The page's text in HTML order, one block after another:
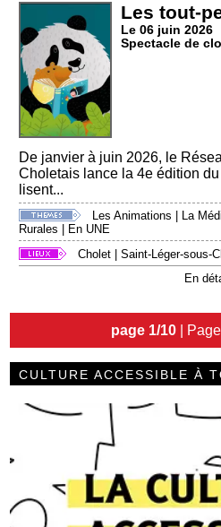
Les tout-
Le 06 juin 2026
Spectacle de
De janvier à juin 2026, le
Choletais lance la 4e édition
lisent...
Les Animations La
Rurales
En UNE
Cholet |Saint-Léger-sous-
En
page 1/10
CULTURE ACCESSIBLE À